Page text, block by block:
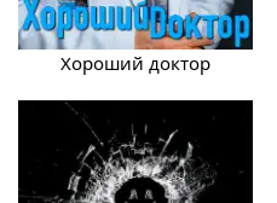
Хороший доктор